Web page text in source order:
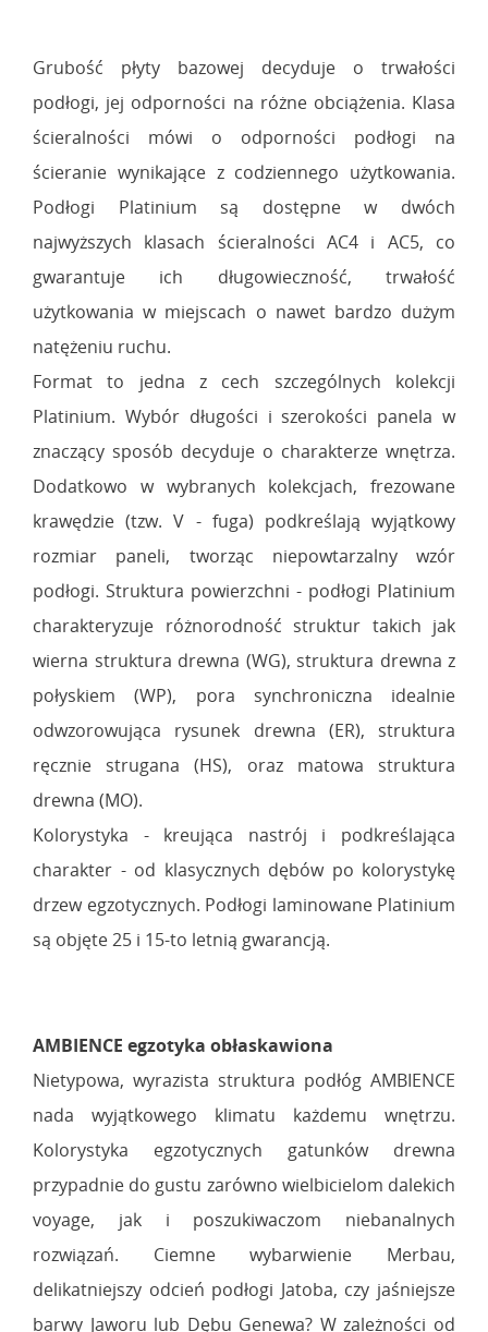
Grubość płyty bazowej decyduje o trwałości
podłogi, jej odporności na różne obciążenia. Klasa
ścieralności mówi o odporności podłogi na
ścieranie wynikające z codziennego użytkowania.
Podłogi Platinium są dostępne w dwóch
najwyższych klasach ścieralności AC4 i AC5, co
gwarantuje ich długowieczność, trwałość
użytkowania w miejscach o nawet bardzo dużym
natężeniu ruchu.
Format to jedna z cech szczególnych kolekcji
Platinium. Wybór długości i szerokości panela w
znaczący sposób decyduje o charakterze wnętrza.
Dodatkowo w wybranych kolekcjach, frezowane
krawędzie (tzw. V - fuga) podkreślają wyjątkowy
rozmiar paneli, tworząc niepowtarzalny wzór
podłogi. Struktura powierzchni - podłogi Platinium
charakteryzuje różnorodność struktur takich jak
wierna struktura drewna (WG), struktura drewna z
połyskiem (WP), pora synchroniczna idealnie
odwzorowująca rysunek drewna (ER), struktura
ręcznie strugana (HS), oraz matowa struktura
drewna (MO).
Kolorystyka - kreująca nastrój i podkreślająca
charakter - od klasycznych dębów po kolorystykę
drzew egzotycznych. Podłogi laminowane Platinium
są objęte 25 i 15-to letnią gwarancją.
AMBIENCE egzotyka obłaskawiona
Nietypowa, wyrazista struktura podłóg AMBIENCE
nada wyjątkowego klimatu każdemu wnętrzu.
Kolorystyka egzotycznych gatunków drewna
przypadnie do gustu zarówno wielbicielom dalekich
voyage, jak i poszukiwaczom niebanalnych
rozwiązań. Ciemne wybarwienie Merbau,
delikatniejszy odcień podłogi Jatoba, czy jaśniejsze
barwy Jaworu lub Dębu Genewa? W zależności od